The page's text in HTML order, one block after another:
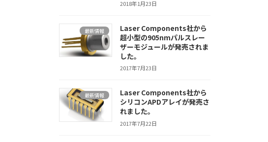
2018年1月23日
最新情報
Laser Components社から
超小型の905nmパルスレー
ザーモジュールが発売されま
した。
2017年7月23日
最新情報
Laser Components社から
シリコンAPDアレイが発売さ
れました。
2017年7月22日